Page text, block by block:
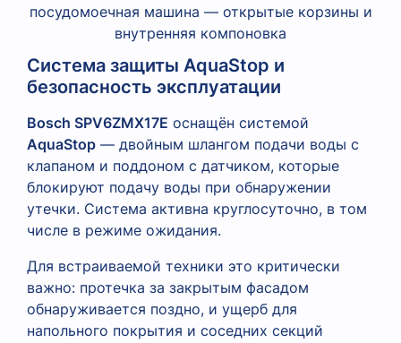
Система защиты AquaStop и
безопасность эксплуатации
Bosch SPV6ZMX17E оснащён системой
AquaStop — двойным шлангом подачи воды с
клапаном и поддоном с датчиком, которые
блокируют подачу воды при обнаружении
утечки. Система активна круглосуточно, в том
числе в режиме ожидания.
Для встраиваемой техники это критически
важно: протечка за закрытым фасадом
обнаруживается поздно, и ущерб для
напольного покрытия и соседних секций